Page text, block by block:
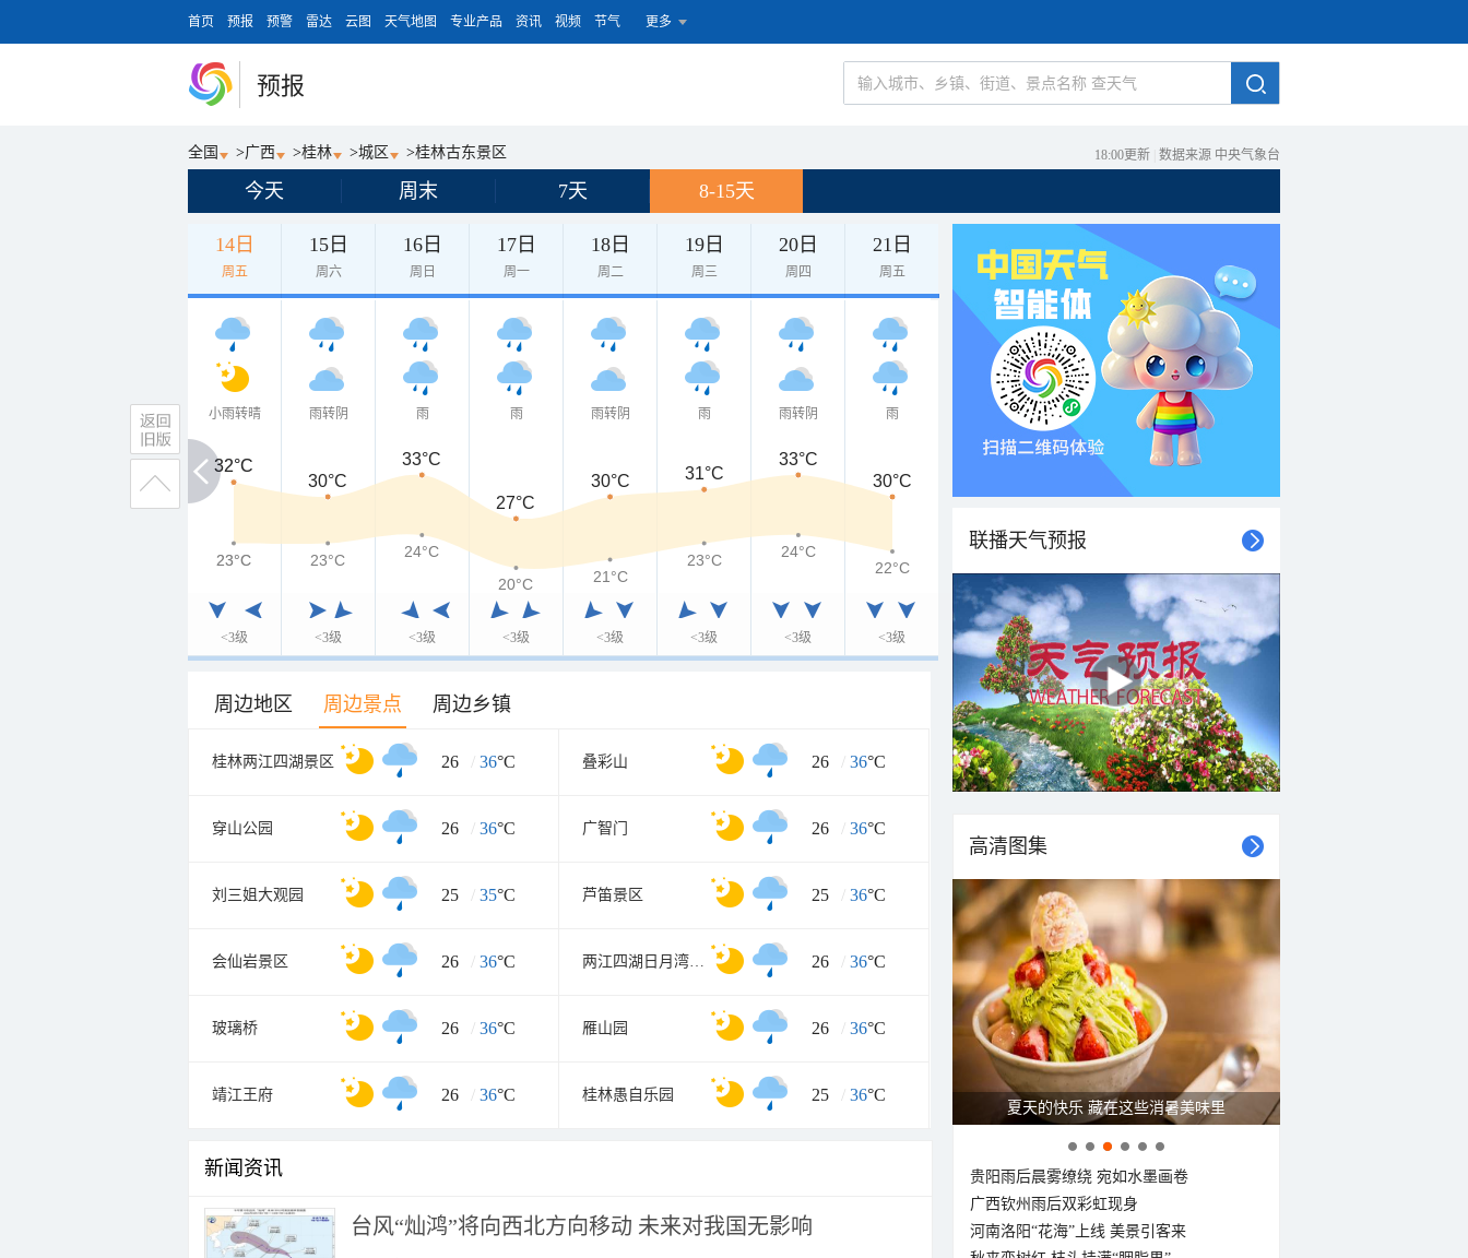
首页 预报 预警 雷达 云图 天气地图 专业产品 资讯 视频 节气 更多
预报
全国 >广西 >桂林 >城区 >桂林古东景区 18:00更新 数据来源 中央气象台
今天 周末 7天 8-15天
14日
周五
15日
周六
16日
周日
17日
周一
18日
周二
19日
周三
20日
周四
21日
周五
小雨转晴
<3级
雨转阴
<3级
雨
<3级
雨
<3级
雨转阴
<3级
雨
<3级
雨转阴
<3级
雨
<3级
32°C
32°C
30°C
33°C
27°C
30°C 31°C
33°C
30°C
23°C
23°C 23°C
24°C
20°C
21°C
23°C
24°C
22°C
周边地区 周边景点 周边乡镇
桂林两江四湖景区 26 / 36°C 叠彩山 26 / 36°C
穿山公园 26 / 36°C 广智门 26 / 36°C
刘三姐大观园 25 / 35°C 芦笛景区 25 / 36°C
会仙岩景区 26 / 36°C 两江四湖日月湾码头 26 / 36°C
玻璃桥 26 / 36°C 雁山园 26 / 36°C
靖江王府 26 / 36°C 桂林愚自乐园 25 / 36°C
新闻资讯
台风“灿鸿”将向西北方向移动 未来对我国无影响
联播天气预报
高清图集
夏天的快乐 藏在这些消暑美味里
贵阳雨后晨雾缭绕 宛如水墨画卷
广西钦州雨后双彩虹现身
河南洛阳“花海”上线 美景引客来